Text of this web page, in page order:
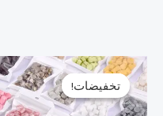
تخفيضات!
تخفيضات!
السعر
الأصلي
هو:
AED60.00.
السعر
الحالي
هو:
AED55.00.